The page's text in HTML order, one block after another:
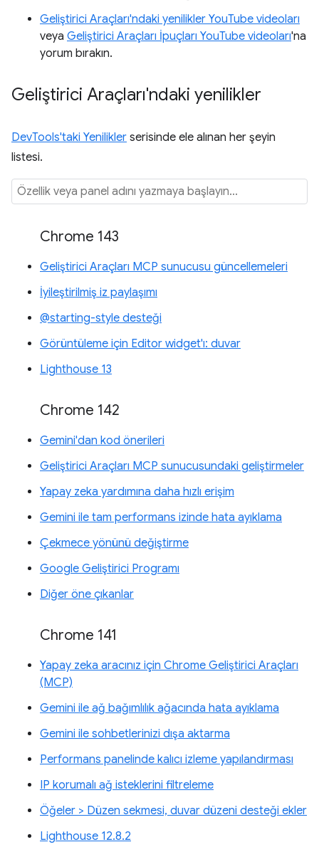
Geliştirici Araçları'ndaki yenilikler YouTube videoları
veya Geliştirici Araçları İpuçları YouTube videoları'na
yorum bırakın.
Geliştirici Araçları'ndaki yenilikler
DevTools'taki Yenilikler serisinde ele alınan her şeyin
listesi.
Chrome 143
Geliştirici Araçları MCP sunucusu güncellemeleri
İyileştirilmiş iz paylaşımı
@starting-style desteği
Görüntüleme için Editor widget'ı: duvar
Lighthouse 13
Chrome 142
Gemini'dan kod önerileri
Geliştirici Araçları MCP sunucusundaki geliştirmeler
Yapay zeka yardımına daha hızlı erişim
Gemini ile tam performans izinde hata ayıklama
Çekmece yönünü değiştirme
Google Geliştirici Programı
Diğer öne çıkanlar
Chrome 141
Yapay zeka aracınız için Chrome Geliştirici Araçları
(MCP)
Gemini ile ağ bağımlılık ağacında hata ayıklama
Gemini ile sohbetlerinizi dışa aktarma
Performans panelinde kalıcı izleme yapılandırması
IP korumalı ağ isteklerini filtreleme
Öğeler > Düzen sekmesi, duvar düzeni desteği ekler
Lighthouse 12.8.2